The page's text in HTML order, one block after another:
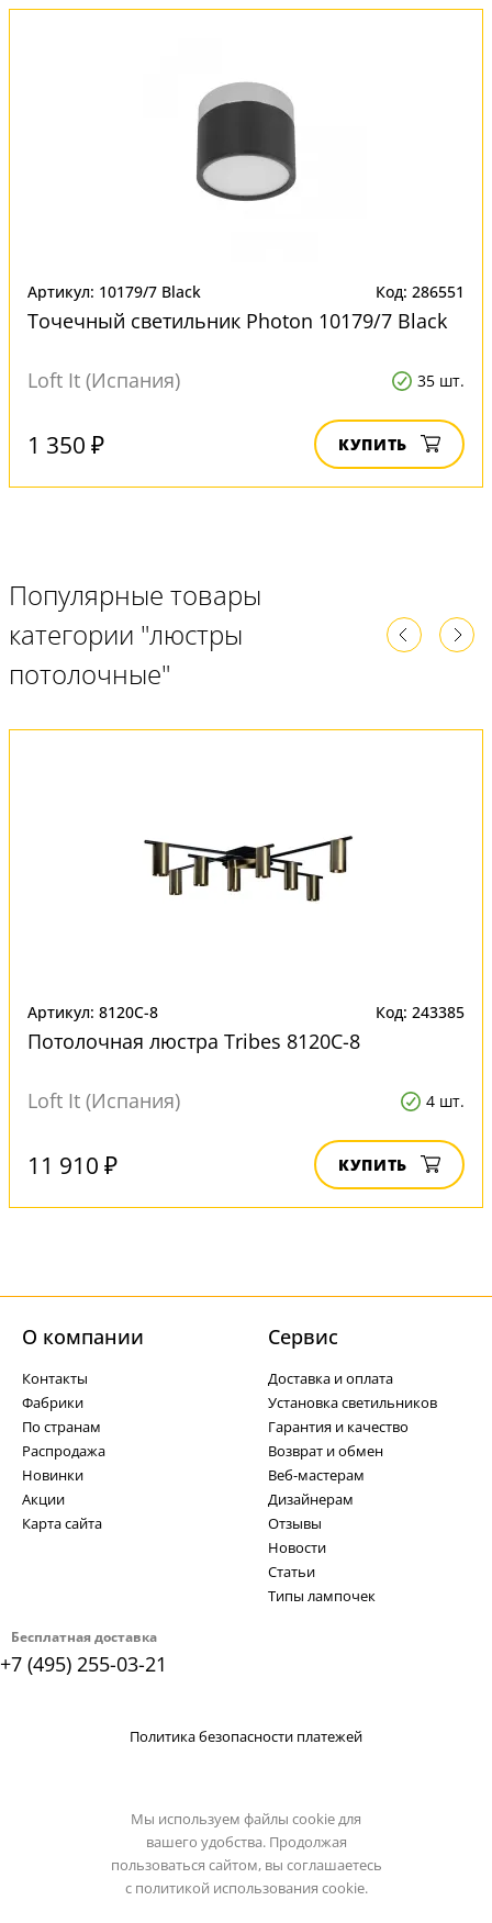
Артикул: 10179/7 Black Код: 286551
Точечный светильник Photon 10179/7 Black
Loft It (Испания) 35 шт.
1 350 ₽ КУПИТЬ
Популярные товары
категории "люстры
потолочные"
Артикул: 8120C-8 Код: 243385
Потолочная люстра Tribes 8120C-8
Loft It (Испания) 4 шт.
11 910 ₽ КУПИТЬ
Бесплатная доставка
+7 (495) 255-03-21
О компании
Контакты
Фабрики
По странам
Распродажа
Новинки
Акции
Карта сайта
Cервис
Доставка и оплата
Установка светильников
Гарантия и качество
Возврат и обмен
Веб-мастерам
Дизайнерам
Отзывы
Новости
Статьи
Типы лампочек
Политика безопасности платежей
Мы используем файлы cookie для
вашего удобства. Продолжая
пользоваться сайтом, вы соглашаетесь
с политикой использования cookie.